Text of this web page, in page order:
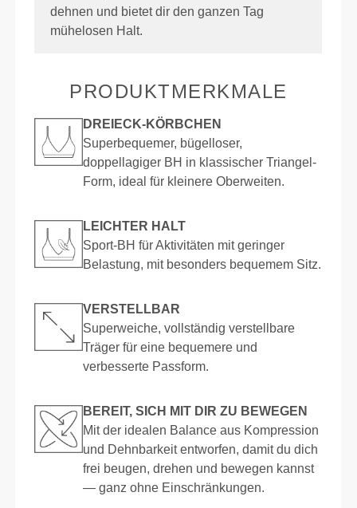
dehnen und bietet dir den ganzen Tag
mühelosen Halt.
PRODUKTMERKMALE
DREIECK-KÖRBCHEN
Superbequemer, bügelloser,
doppellagiger BH in klassischer Triangel-
Form, ideal für kleinere Oberweiten.
LEICHTER HALT
Sport-BH für Aktivitäten mit geringer
Belastung, mit besonders bequemem Sitz.
VERSTELLBAR
Superweiche, vollständig verstellbare
Träger für eine bequemere und
verbesserte Passform.
BEREIT, SICH MIT DIR ZU BEWEGEN
Mit der idealen Balance aus Kompression
und Dehnbarkeit entworfen, damit du dich
frei beugen, drehen und bewegen kannst
— ganz ohne Einschränkungen.